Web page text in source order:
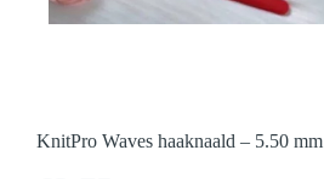
KnitPro Waves haaknaald – 5.50 mm